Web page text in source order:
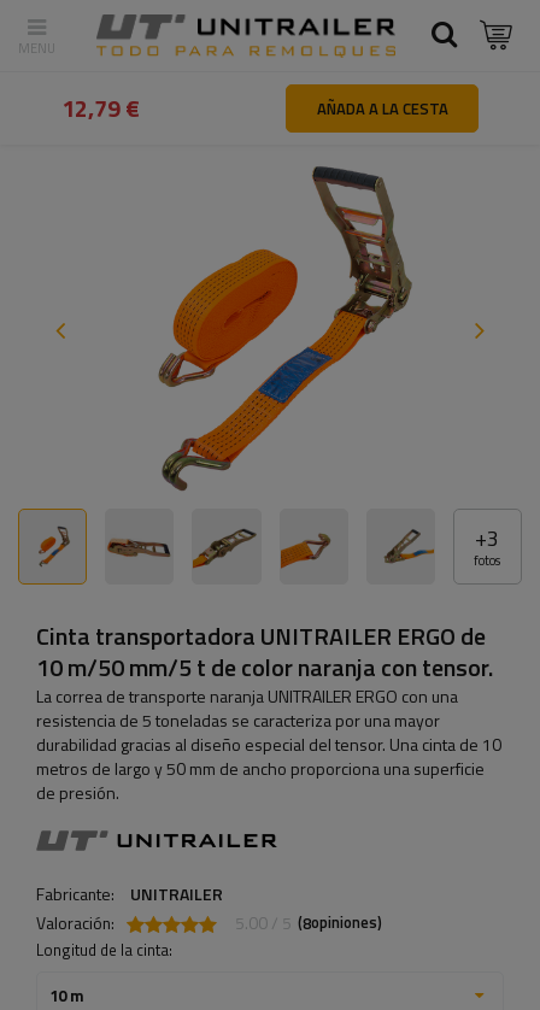
Atrás Inicio Correas y cinchas de
+3
fotos
Cinta transportadora UNITRAILER ERGO de
10 m/50 mm/5 t de color naranja con tensor.
La correa de transporte naranja UNITRAILER ERGO con una
resistencia de 5 toneladas se caracteriza por una mayor
durabilidad gracias al diseño especial del tensor. Una cinta de 10
metros de largo y 50 mm de ancho proporciona una superficie
de presión.
Fabricante:
UNITRAILER
Valoración:
5.00 / 5 (8opiniones)
Longitud de la cinta:
10 m
12,79 € AÑADA A LA CESTA